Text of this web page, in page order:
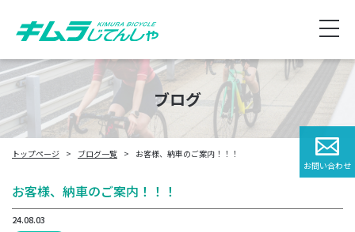
ブログ
トップページ ブログ一覧 お客様、納車のご案内！！！
お客様、納車のご案内！！！
24.08.03
お問い合わせ